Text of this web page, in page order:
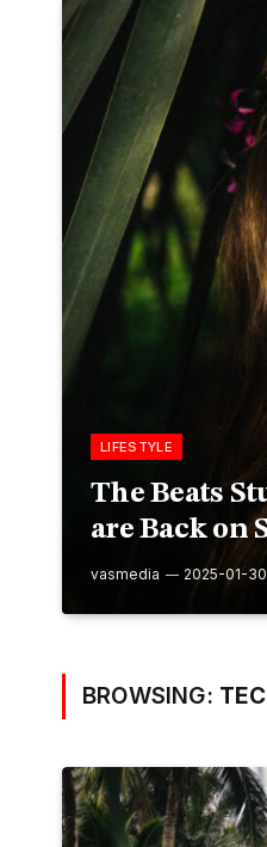
LIFESTYLE
The Beats
are Back on
vasmedia 2025-01-
BROWSING: